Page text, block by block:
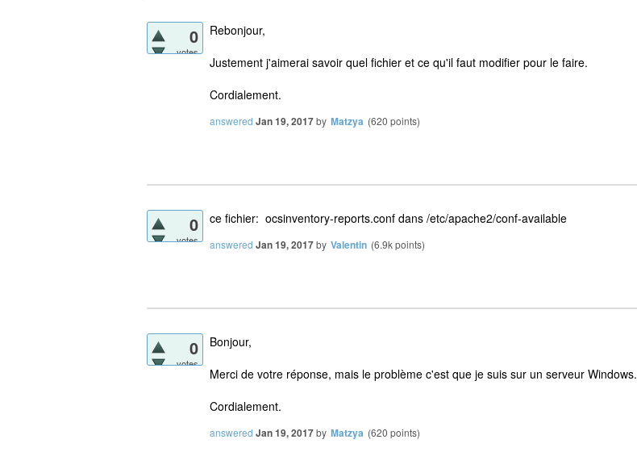
0
votes
Rebonjour,
Justement j'aimerai savoir quel fichier et ce qu'il faut modifier pour le faire.
Cordialement.
answered Jan 19, 2017by Matzya (620 points)
0
votes
ce fichier: ocsinventory-reports.conf dans /etc/apache2/conf-available
answered Jan 19, 2017by Valentin (6.9kpoints)
0
votes
Bonjour,
Merci de votre réponse, mais le problème c'est que je suis sur un serveur Windows.
Cordialement.
answered Jan 19, 2017by Matzya (620 points)